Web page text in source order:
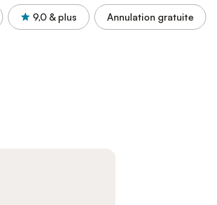
9,0 & plus Annulation gratuite